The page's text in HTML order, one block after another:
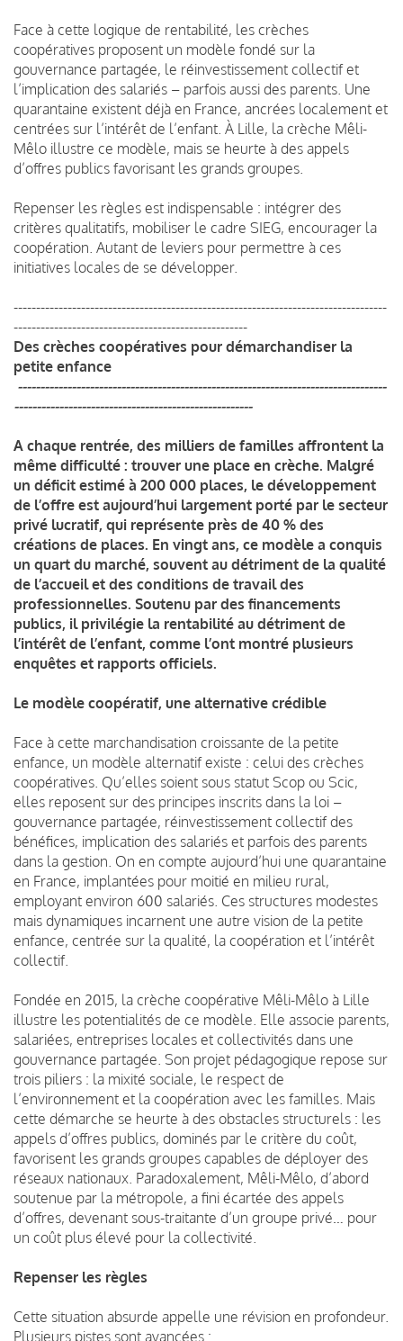
Face à cette logique de rentabilité, les crèches
coopératives proposent un modèle fondé sur la
gouvernance partagée, le réinvestissement collectif et
l’implication des salariés – parfois aussi des parents. Une
quarantaine existent déjà en France, ancrées localement et
centrées sur l’intérêt de l’enfant. À Lille, la crèche Mêli-
Mêlo illustre ce modèle, mais se heurte à des appels
d’offres publics favorisant les grands groupes.
Repenser les règles est indispensable : intégrer des
critères qualitatifs, mobiliser le cadre SIEG, encourager la
coopération. Autant de leviers pour permettre à ces
initiatives locales de se développer.
-----------------------------------------------------------------------------------
----------------------------------------------------
Des crèches coopératives pour démarchandiser la
petite enfance
----------------------------------------------------------------------------------
-----------------------------------------------------
A chaque rentrée, des milliers de familles affrontent la
même difficulté : trouver une place en crèche. Malgré
un déficit estimé à 200 000 places, le développement
de l’offre est aujourd’hui largement porté par le secteur
privé lucratif, qui représente près de 40 % des
créations de places. En vingt ans, ce modèle a conquis
un quart du marché, souvent au détriment de la qualité
de l’accueil et des conditions de travail des
professionnelles. Soutenu par des financements
publics, il privilégie la rentabilité au détriment de
l’intérêt de l’enfant, comme l’ont montré plusieurs
enquêtes et rapports officiels.
Le modèle coopératif, une alternative crédible
Face à cette marchandisation croissante de la petite
enfance, un modèle alternatif existe : celui des crèches
coopératives. Qu’elles soient sous statut Scop ou Scic,
elles reposent sur des principes inscrits dans la loi –
gouvernance partagée, réinvestissement collectif des
bénéfices, implication des salariés et parfois des parents
dans la gestion. On en compte aujourd’hui une quarantaine
en France, implantées pour moitié en milieu rural,
employant environ 600 salariés. Ces structures modestes
mais dynamiques incarnent une autre vision de la petite
enfance, centrée sur la qualité, la coopération et l’intérêt
collectif.
Fondée en 2015, la crèche coopérative Mêli-Mêlo à Lille
illustre les potentialités de ce modèle. Elle associe parents,
salariées, entreprises locales et collectivités dans une
gouvernance partagée. Son projet pédagogique repose sur
trois piliers : la mixité sociale, le respect de
l’environnement et la coopération avec les familles. Mais
cette démarche se heurte à des obstacles structurels : les
appels d’offres publics, dominés par le critère du coût,
favorisent les grands groupes capables de déployer des
réseaux nationaux. Paradoxalement, Mêli-Mêlo, d’abord
soutenue par la métropole, a fini écartée des appels
d’offres, devenant sous-traitante d’un groupe privé… pour
un coût plus élevé pour la collectivité.
Repenser les règles
Cette situation absurde appelle une révision en profondeur.
Plusieurs pistes sont avancées :